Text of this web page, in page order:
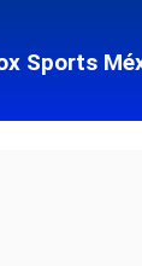
Sports